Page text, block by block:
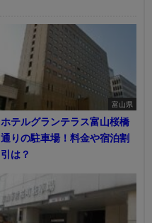
富山県
ホテルグランテラス富山桜橋
通りの駐車場！料金や宿泊割
引は？